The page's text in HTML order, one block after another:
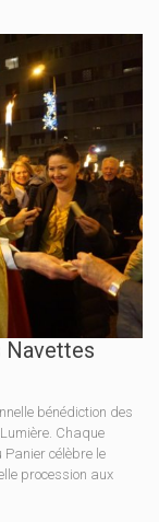
Navettes
bénédiction des
Chaque
célèbre le
procession aux